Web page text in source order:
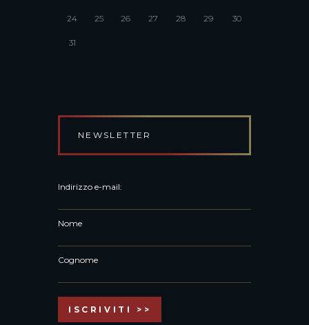
24 25 26 27 28 29 30
31
NEWSLETTER
Indirizzo e-mail:
Nome
Cognome